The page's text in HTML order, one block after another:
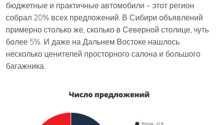
бюджетные и практичные автомобили – этот регион
собрал 20% всех предложений. В Сибири объявлений
примерно столько же, сколько в Северной столице, чуть
более 5%. И даже на Дальнем Востоке нашлось
несколько ценителей просторного салона и большого
багажника.